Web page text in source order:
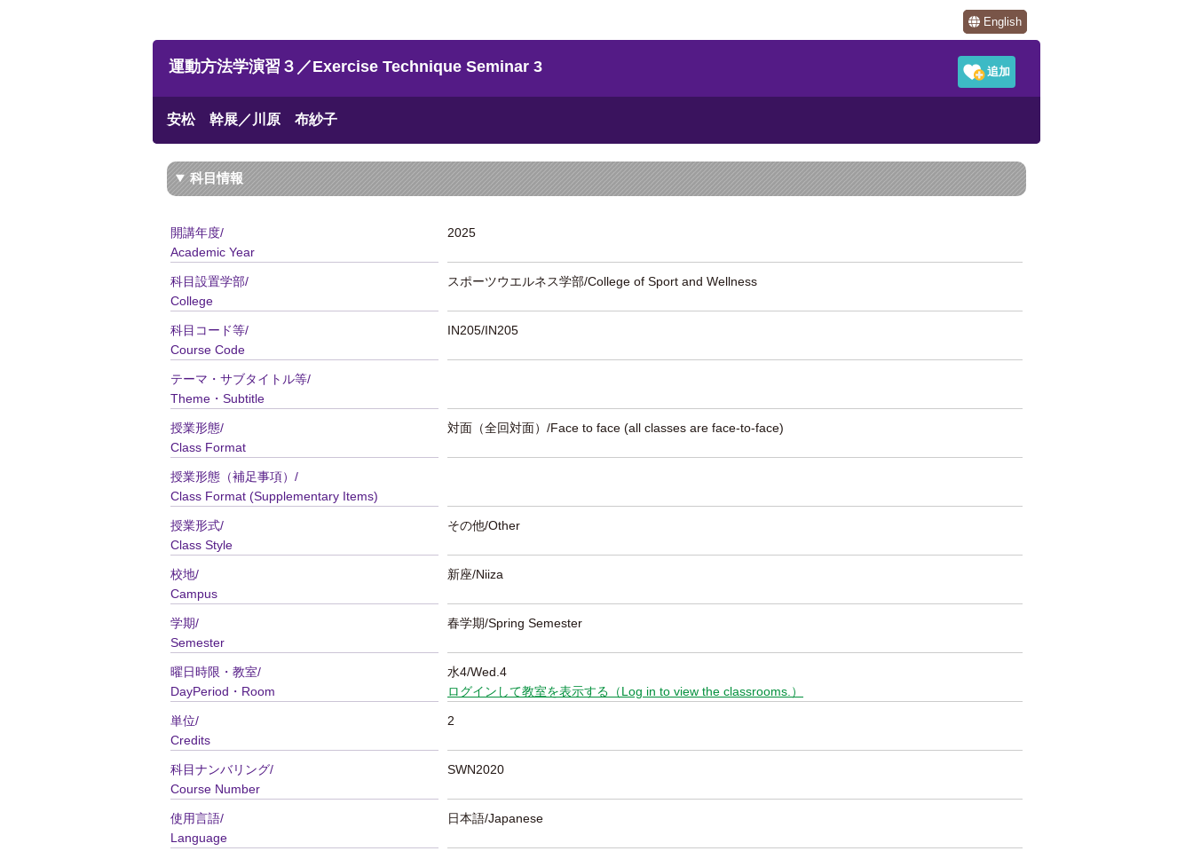
English
運動方法学演習３／Exercise Technique Seminar 3
安松 幹展／川原 布紗子
科目情報
開講年度/
Academic Year
2025
科目設置学部/
College
スポーツウエルネス学部/College of Sport and Wellness
科目コード等/
Course Code
IN205/IN205
テーマ・サブタイトル等/
Theme・Subtitle
授業形態/
Class Format
対面（全回対面）/Face to face (all classes are face-to-face)
授業形態（補足事項）/
Class Format (Supplementary Items)
授業形式/
Class Style
その他/Other
校地/
Campus
新座/Niiza
学期/
Semester
春学期/Spring Semester
曜日時限・教室/
DayPeriod・Room
水4/Wed.4
ログインして教室を表示する（Log in to view the classrooms.）
単位/
Credits
2
科目ナンバリング/
Course Number
SWN2020
使用言語/
Language
日本語/Japanese